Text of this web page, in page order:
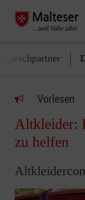
Vorlesen
Altkleider:
zu helfen